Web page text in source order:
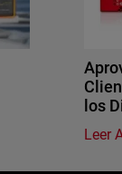
los
Leer